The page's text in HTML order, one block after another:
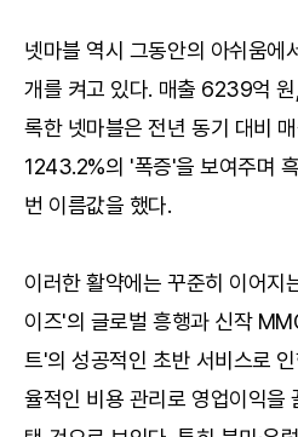
넷마블 역시 그동안의 아쉬움에
개를 켜고 있다. 매출 6239억
록한 넷마블은 전년 동기 대비
1243.2%의 '폭증'을 보여주며
번 이름값을 했다.
이러한 활약에는 꾸준히 이어지
이즈'의 글로벌 흥행과 신작
트'의 성공적인 초반 서비스로
율적인 비용 관리로 영업이익을